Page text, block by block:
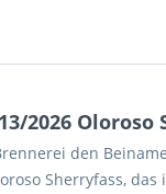
Oloroso
den
Sherryfass,